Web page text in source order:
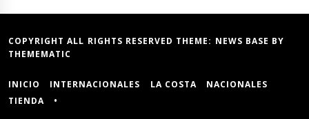
COPYRIGHT ALL RIGHTS RESERVED THEME: NEWS BASE BY
THEMEMATIC
INICIO INTERNACIONALES LA COSTA
NACIONALES
TIENDA
•